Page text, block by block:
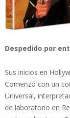
Despedido por
Sus inicios en
Comenzó con un
Universal,
de laboratorio en